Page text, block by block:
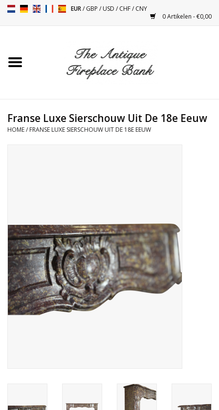
EUR/GBP /USD /CHF/CNY
0 Artikelen - €0,00
Toebehoren
Decoratieve Outdoor
Objecten
Vloeren - Steen, Terra Cotta
& Marmer
Outlet
Franse Luxe Sierschouw Uit De 18e Eeuw
HOME/ FRANSE LUXE SIERSCHOUW UIT DE 18E EEUW